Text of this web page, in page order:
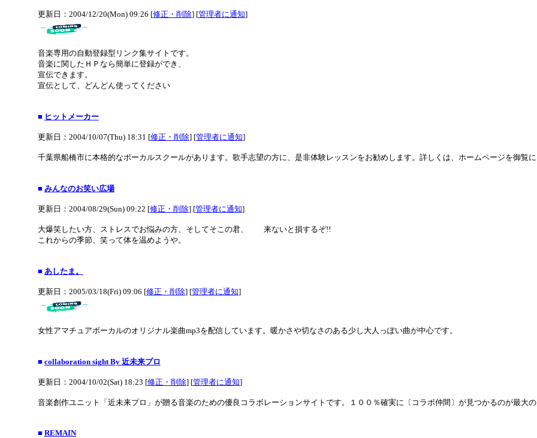
更新日：2004/12/20(Mon) 09:26 [修正・削除] [管理者に通知]
音楽専用の自動登録型リンク集サイトです。
音楽に関したＨＰなら簡単に登録ができ、
宣伝できます。
宣伝として、どんどん使ってください
■ ヒットメーカー
更新日：2004/10/07(Thu) 18:31 [修正・削除] [管理者に通知]
千葉県船橋市に本格的なボーカルスクールがあります。歌手志望の方に、是非体験レッスンをお勧めします。詳しくは、ホームページを御覧に
■ みんなのお笑い広場
更新日：2004/08/29(Sun) 09:22 [修正・削除] [管理者に通知]
大爆笑したい方、ストレスでお悩みの方、そしてそこの君、 来ないと損するぞ!!
これからの季節、笑って体を温めようや。
■ あしたま。
更新日：2005/03/18(Fri) 09:06 [修正・削除] [管理者に通知]
女性アマチュアボーカルのオリジナル楽曲mp3を配信しています。暖かさや切なさのある少し大人っぽい曲が中心です。
■ collaboration sight By 近未来プロ
更新日：2004/10/02(Sat) 18:23 [修正・削除] [管理者に通知]
音楽創作ユニット「近未来プロ」が贈る音楽のための優良コラボレーションサイトです。１００％確実に〔コラボ仲間〕が見つかるのが最大
■ REMAIN